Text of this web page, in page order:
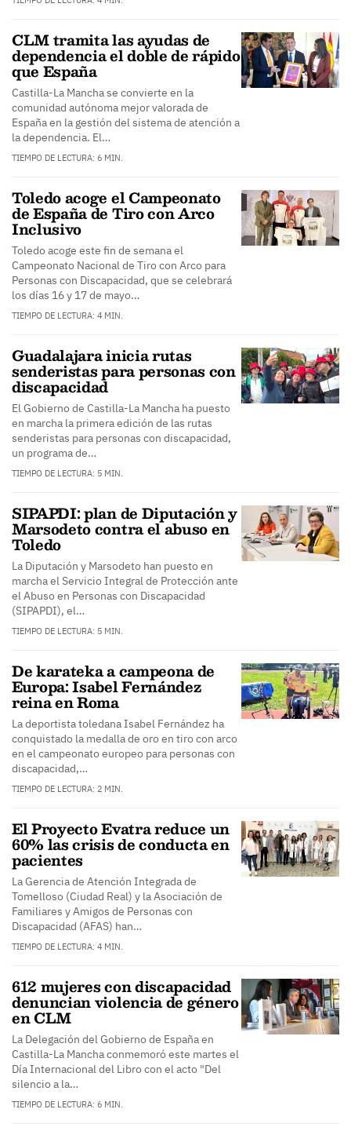
CLM tramita las ayudas de
dependencia el doble de rápido
que España
Castilla-La Mancha se convierte en la
comunidad autónoma mejor valorada de
España en la gestión del sistema de atención a
la dependencia. El…
TIEMPO DE LECTURA: 6 MIN.
Toledo acoge el Campeonato
de España de Tiro con Arco
Inclusivo
Toledo acoge este fin de semana el
Campeonato Nacional de Tiro con Arco para
Personas con Discapacidad, que se celebrará
los días 16 y 17 de mayo…
TIEMPO DE LECTURA: 4 MIN.
Guadalajara inicia rutas
senderistas para personas con
discapacidad
El Gobierno de Castilla-La Mancha ha puesto
en marcha la primera edición de las rutas
senderistas para personas con discapacidad,
un programa de…
TIEMPO DE LECTURA: 5 MIN.
SIPAPDI: plan de Diputación y
Marsodeto contra el abuso en
Toledo
La Diputación y Marsodeto han puesto en
marcha el Servicio Integral de Protección ante
el Abuso en Personas con Discapacidad
(SIPAPDI), el…
TIEMPO DE LECTURA: 5 MIN.
De karateka a campeona de
Europa: Isabel Fernández
reina en Roma
La deportista toledana Isabel Fernández ha
conquistado la medalla de oro en tiro con arco
en el campeonato europeo para personas con
discapacidad,…
TIEMPO DE LECTURA: 2 MIN.
El Proyecto Evatra reduce un
60% las crisis de conducta en
pacientes
La Gerencia de Atención Integrada de
Tomelloso (Ciudad Real) y la Asociación de
Familiares y Amigos de Personas con
Discapacidad (AFAS) han…
TIEMPO DE LECTURA: 4 MIN.
612 mujeres con discapacidad
denuncian violencia de género
en CLM
La Delegación del Gobierno de España en
Castilla-La Mancha conmemoró este martes el
Día Internacional del Libro con el acto "Del
silencio a la…
TIEMPO DE LECTURA: 6 MIN.